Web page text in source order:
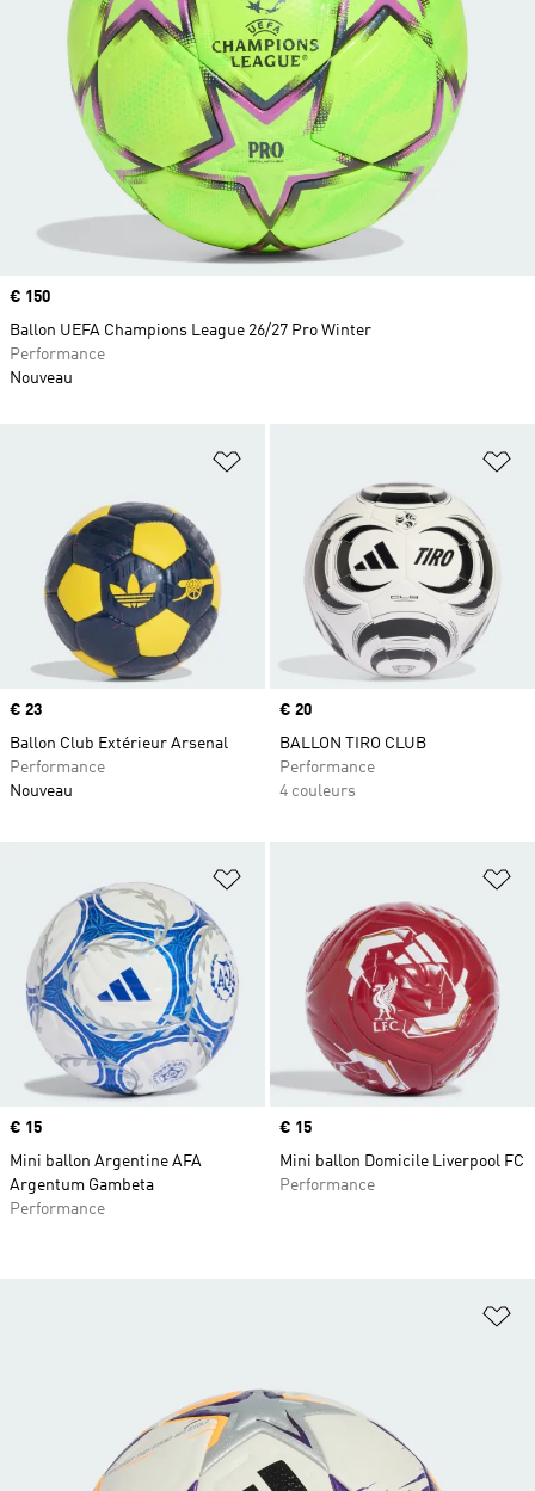
Ajouter à la Liste de produits
Prix
€ 23
Ballon Club Extérieur Arsenal
Performance
Nouveau
Prix
€ 20
BALLON TIRO CLUB
Performance
4 couleurs
Ajouter à la Liste de produits
Prix
€ 15
Mini ballon Argentine AFA
Argentum Gambeta
Performance
Prix
€ 15
Mini ballon Domicile Liverpool FC
Performance
Prix
€ 150
Ballon UEFA Champions League 26/27 Pro Winter
Performance
Nouveau